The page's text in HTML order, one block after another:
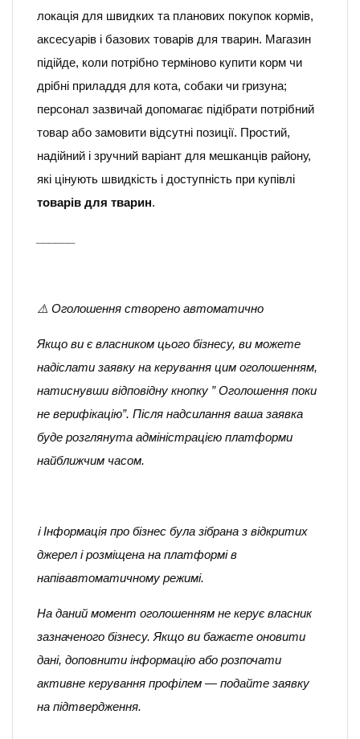
локація для швидких та планових покупок кормів,
аксесуарів і базових товарів для тварин. Магазин
підійде, коли потрібно терміново купити корм чи
дрібні приладдя для кота, собаки чи гризуна;
персонал зазвичай допомагає підібрати потрібний
товар або замовити відсутні позиції. Простий,
надійний і зручний варіант для мешканців району,
які цінують швидкість і доступність при купівлі
товарів для тварин.
⚠️ Оголошення створено автоматично
Якщо ви є власником цього бізнесу, ви можете
надіслати заявку на керування цим оголошенням,
натиснувши відповідну кнопку ” Оголошення поки
не верифікацію”. Після надсилання ваша заявка
буде розглянута адміністрацією платформи
найближчим часом.
ℹ️ Інформація про бізнес була зібрана з відкритих
джерел і розміщена на платформі в
напівавтоматичному режимі.
На даний момент оголошенням не керує власник
зазначеного бізнесу. Якщо ви бажаєте оновити
дані, доповнити інформацію або розпочати
активне керування профілем — подайте заявку
на підтвердження.